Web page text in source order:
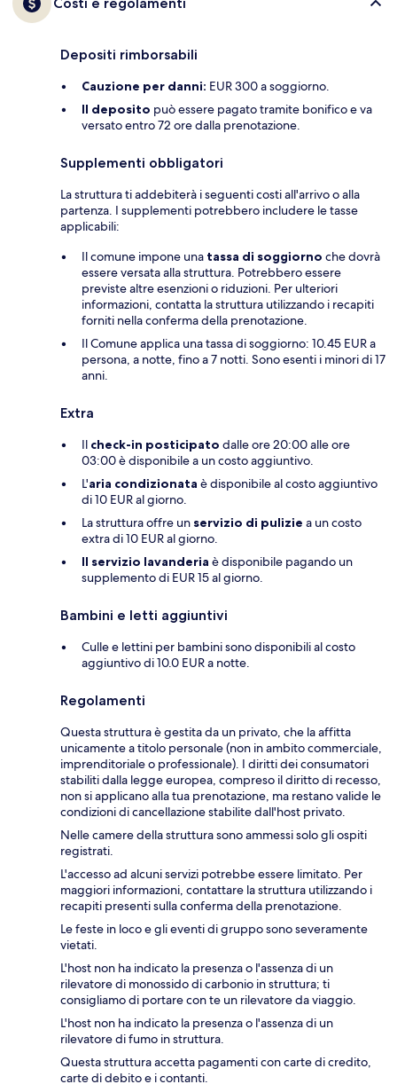
Depositi rimborsabili
Cauzione per danni: EUR 300 a soggiorno.
Il deposito può essere pagato tramite bonifico e va
versato entro 72 ore dalla prenotazione.
Supplementi obbligatori
La struttura ti addebiterà i seguenti costi all'arrivo o alla
partenza. I supplementi potrebbero includere le tasse
applicabili:
Il comune impone una tassa di soggiorno che dovrà
essere versata alla struttura. Potrebbero essere
previste altre esenzioni o riduzioni. Per ulteriori
informazioni, contatta la struttura utilizzando i recapiti
forniti nella conferma della prenotazione.
Il Comune applica una tassa di soggiorno: 10.45 EUR a
persona, a notte, fino a 7 notti. Sono esenti i minori di 17
anni.
Extra
Il check-in posticipato dalle ore 20:00 alle ore
03:00 è disponibile a un costo aggiuntivo.
L'aria condizionata è disponibile al costo aggiuntivo
di 10 EUR al giorno.
La struttura offre un servizio di pulizie a un costo
extra di 10 EUR al giorno.
Il servizio lavanderia è disponibile pagando un
supplemento di EUR 15 al giorno.
Bambini e letti aggiuntivi
Culle e lettini per bambini sono disponibili al costo
aggiuntivo di 10.0 EUR a notte.
Regolamenti
Questa struttura è gestita da un privato, che la affitta
unicamente a titolo personale (non in ambito commerciale,
imprenditoriale o professionale). I diritti dei consumatori
stabiliti dalla legge europea, compreso il diritto di recesso,
non si applicano alla tua prenotazione, ma restano valide le
condizioni di cancellazione stabilite dall'host privato.
Nelle camere della struttura sono ammessi solo gli ospiti
registrati.
L'accesso ad alcuni servizi potrebbe essere limitato. Per
maggiori informazioni, contattare la struttura utilizzando i
recapiti presenti sulla conferma della prenotazione.
Le feste in loco e gli eventi di gruppo sono severamente
vietati.
L'host non ha indicato la presenza o l'assenza di un
rilevatore di monossido di carbonio in struttura; ti
consigliamo di portare con te un rilevatore da viaggio.
L'host non ha indicato la presenza o l'assenza di un
rilevatore di fumo in struttura.
Questa struttura accetta pagamenti con carte di credito,
carte di debito e i contanti.